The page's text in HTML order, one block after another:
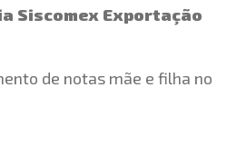
Siscomex Exportação
de notas mãe e filha no